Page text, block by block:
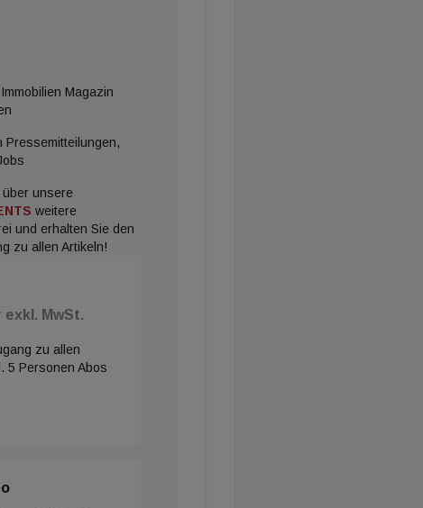
Magazin
Pressemitteilungen,
über unsere
weitere
und erhalten Sie den
zu allen Artikeln!
exkl. MwSt.
zu allen
5 Personen Abos